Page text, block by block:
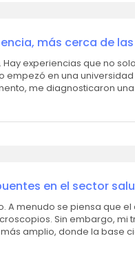
más cerca de
empezó en una
me diagnosticaron
en el sector
la industria
Sin embargo, mi
amplio, donde la base